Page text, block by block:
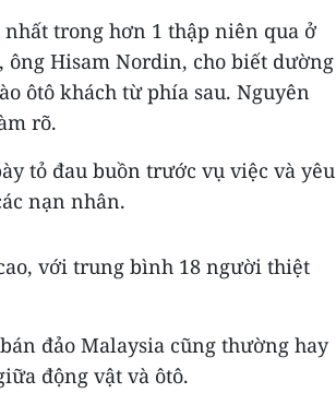
trong hơn 1 thập niên qua ở
ông Hisam Nordin, cho biết dường
ôtô khách từ phía sau. Nguyên
rõ.
tỏ đau buồn trước vụ việc và yêu
nạn nhân.
với trung bình 18 người thiệt
đảo Malaysia cũng thường hay
động vật và ôtô.